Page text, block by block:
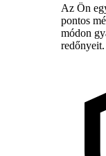
Az Ön
pontos
módon
redőnyeit.